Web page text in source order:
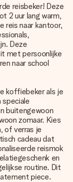
reisbeker! Deze
2 uur lang warm,
naar kantoor,
Deze
met persoonlijke
naar school
koffiebeker als je
buitengewoon
zomaar. Kies
of verras je
cadeau dat
reismok
en
routine. Dit
piece.